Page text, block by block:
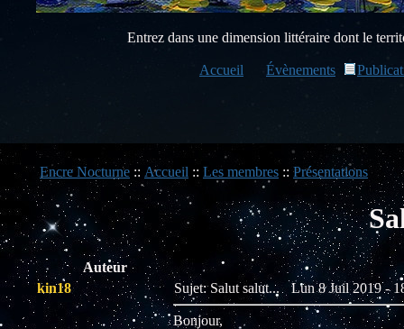
Entrez dans une dimension littéraire dont le
Accueil Évènements
Encre Nocturne :: Accueil :: Les membres :: Présentations
Auteur
kin18
Sujet: Salut salut... Lun 8 Juil 2019 -
Bonjour,